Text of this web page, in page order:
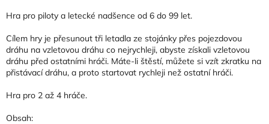
Hra pro piloty a letecké nadšence od 6 do 99 let.
Cílem hry je přesunout tři letadla ze stojánky přes pojezdovou
dráhu na vzletovou dráhu co nejrychleji, abyste získali vzletovou
dráhu před ostatními hráči. Máte-li štěstí, můžete si vzít zkratku na
přistávací dráhu, a proto startovat rychleji než ostatní hráči.
Hra pro 2 až 4 hráče.
Obsah: